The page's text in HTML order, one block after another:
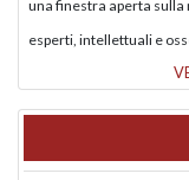
una finestra aperta
esperti, intellettuali e